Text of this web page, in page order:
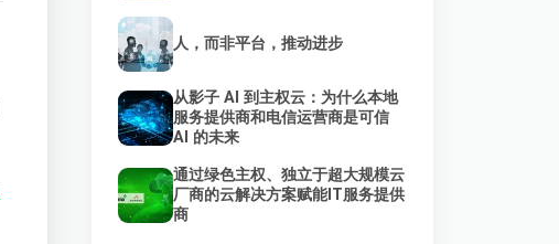
人，而非平台，推动进步
从影子 AI 到主权云：为什么本地
服务提供商和电信运营商是可信
AI 的未来
通过绿色主权、独立于超大规模云
厂商的云解决方案赋能IT服务提供
商